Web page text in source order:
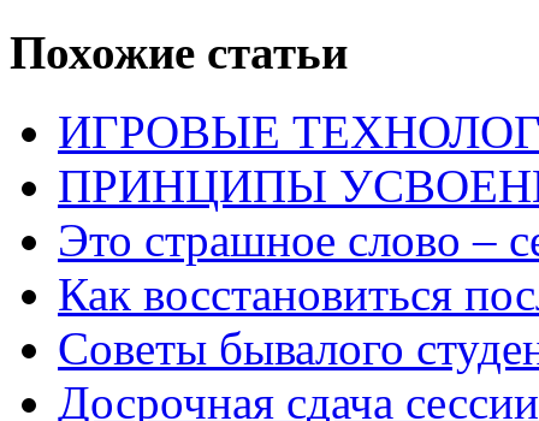
Похожие статьи
ИГРОВЫЕ
ПРИНЦИПЫ
Это страшное слово –
Как восстановиться
Советы бывалого
Досрочная сдача